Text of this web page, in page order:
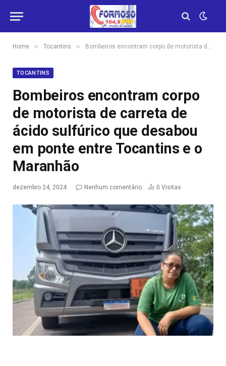
Home » Tocantins » Bombeiros encontram corpo de motorista de carreta de ácido sulfúrico que desabou em ponte entre Tocantins e o Maranhão
TOCANTINS
Bombeiros encontram corpo
de motorista de carreta de
ácido sulfúrico que desabou
em ponte entre Tocantins e o
Maranhão
dezembro 24, 2024 Nenhum comentário 0 Visitas